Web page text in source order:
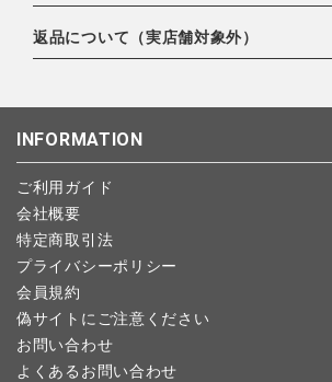
・amazonペイメント
・楽天ペイ
・PayPay
北海道：1,400円
ご注文日当日から翌日のAM9:00までにご連
ンセルは可能です。
します。
予約商品など一部キャンセルが出来ない場合
かじめご了承ください。
返品について（実店舗対象外）
こちら よりご依頼ください。
INFORMATION
ご利用ガイド
会社概要
特定商取引法
プライバシーポリシー
会員規約
偽サイトにご注意ください
お問い合わせ
よくあるお問い合わせ